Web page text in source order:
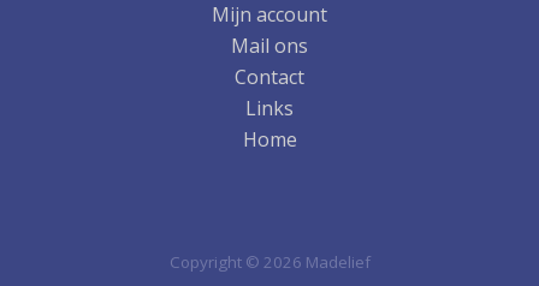
Mijn account
Mail ons
Contact
Links
Home
Copyright © 2026 Madelief